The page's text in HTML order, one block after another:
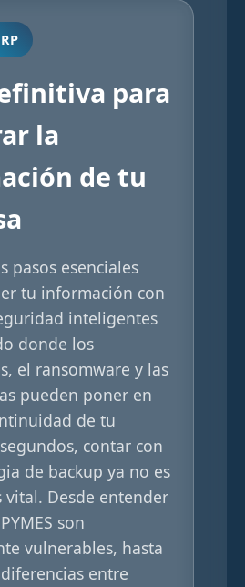
para
la
de tu
pasos esenciales
tu información con
inteligentes
donde los
el ransomware y las
pueden poner en
de tu
contar con
de backup ya no es
vital. Desde entender
son
vulnerables, hasta
entre